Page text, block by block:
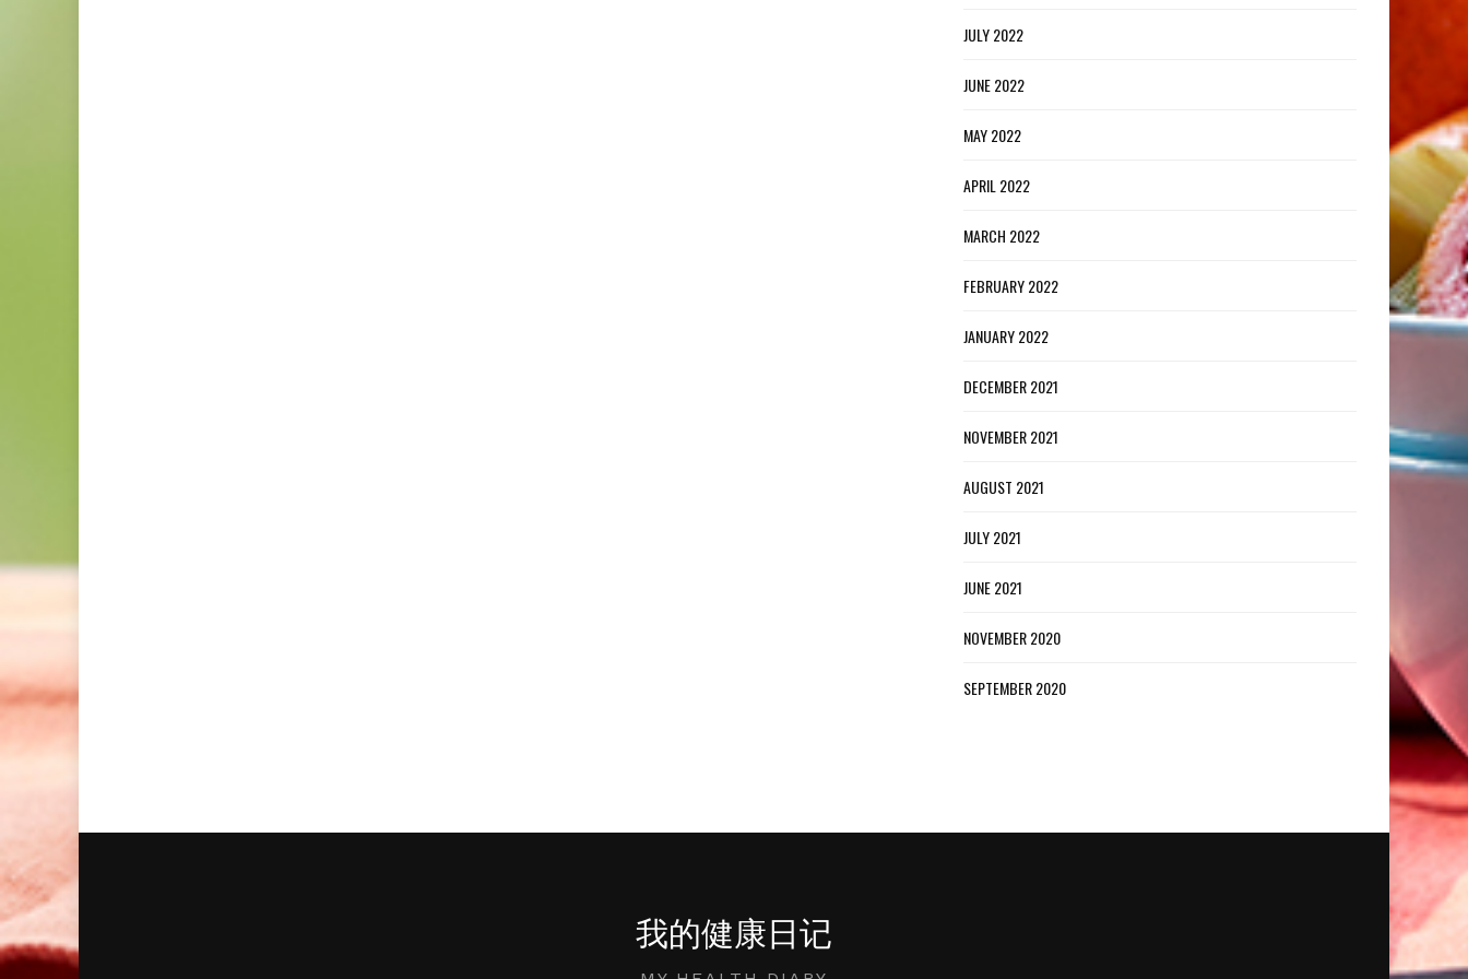
JULY 2022
JUNE 2022
MAY 2022
APRIL 2022
MARCH 2022
FEBRUARY 2022
JANUARY 2022
DECEMBER 2021
NOVEMBER 2021
AUGUST 2021
JULY 2021
JUNE 2021
NOVEMBER 2020
SEPTEMBER 2020
我的健康日记